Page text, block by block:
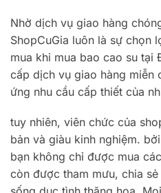
Nhờ dịch vụ giao hàng
ShopCuGia luôn là sự chọn
mua khi mua bao cao su tại
cấp dịch vụ giao hàng miễn
ứng nhu cầu cấp thiết của
tuy nhiên, viên chức của
bản và giàu kinh nghiệm.
bạn không chỉ được mua
còn được tham mưu, chia